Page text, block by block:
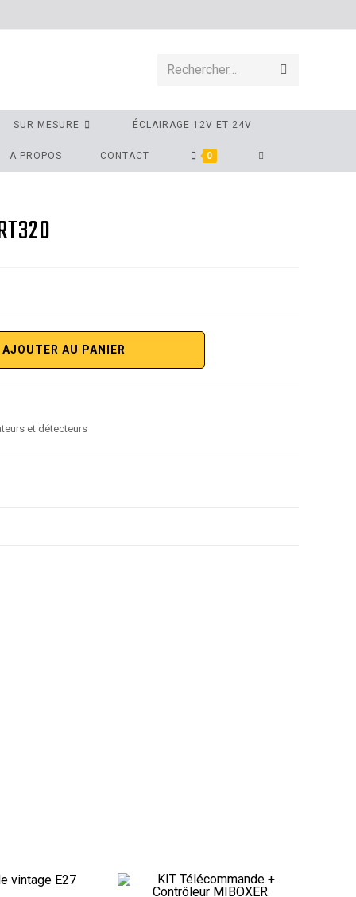
Rechercher…
SUR MESURE ÉCLAIRAGE 12V ET 24V
A PROPOS CONTACT 0
AJOUTER AU PANIER
et détecteurs